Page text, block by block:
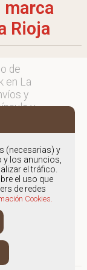
marca
Rioja
de
en La
y
y
en
el
del
(necesarias) y
y los anuncios,
el tráfico.
el uso que
de redes
Cookies.